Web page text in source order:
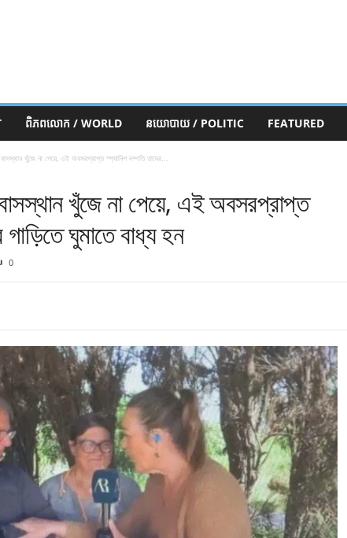
ពិភពលោក / WORLD នយោបាយ / POLITIC FEATURED
বাসস্থান খুঁজে না পেয়ে, এই অবসরপ্রাপ্ত স্প্যানিশ দম্পতি তাদের...
খুঁজে না পেয়ে, এই অবসরপ্রাপ্ত
ঘুমাতে বাধ্য হন
0